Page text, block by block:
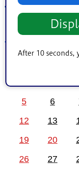
After 10
2026年7
前月
5
6
12
13
19
20
26
27